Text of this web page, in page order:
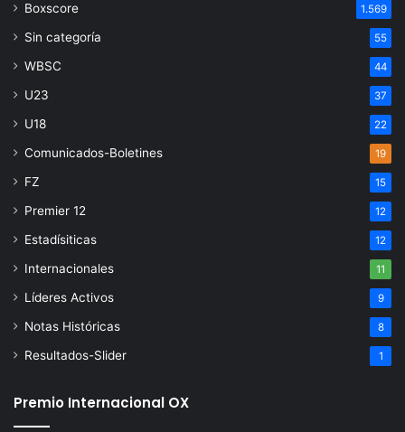
Boxscore 1.569
Sin categoría 55
WBSC 44
U23 37
U18 22
Comunicados-Boletines 19
FZ 15
Premier 12 12
Estadísiticas 12
Internacionales 11
Líderes Activos 9
Notas Históricas 8
Resultados-Slider 1
Premio Internacional OX